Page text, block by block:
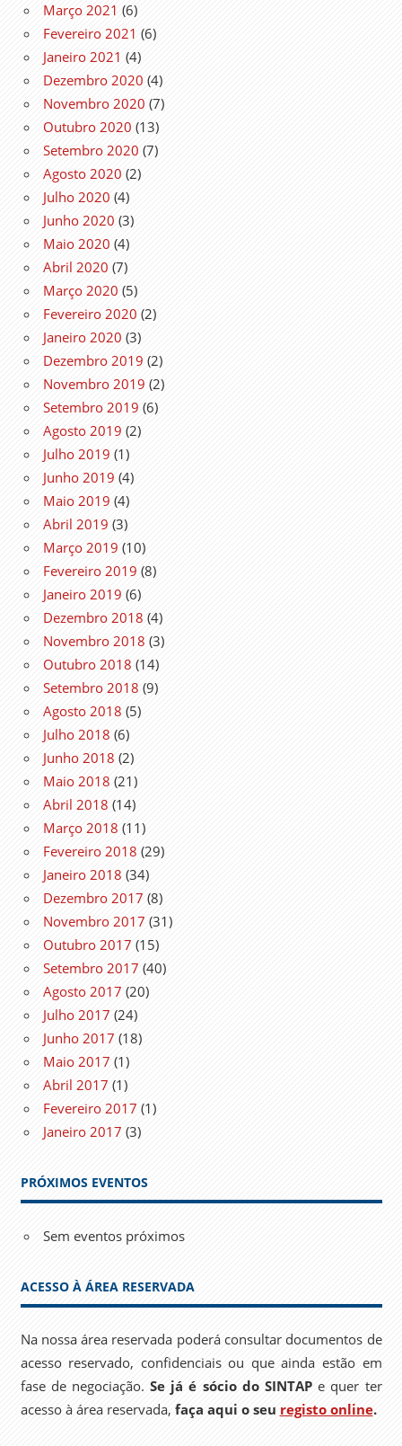
Março 2021 (6)
Fevereiro 2021 (6)
Janeiro 2021 (4)
Dezembro 2020 (4)
Novembro 2020 (7)
Outubro 2020 (13)
Setembro 2020 (7)
Agosto 2020 (2)
Julho 2020 (4)
Junho 2020 (3)
Maio 2020 (4)
Abril 2020 (7)
Março 2020 (5)
Fevereiro 2020 (2)
Janeiro 2020 (3)
Dezembro 2019 (2)
Novembro 2019 (2)
Setembro 2019 (6)
Agosto 2019 (2)
Julho 2019 (1)
Junho 2019 (4)
Maio 2019 (4)
Abril 2019 (3)
Março 2019 (10)
Fevereiro 2019 (8)
Janeiro 2019 (6)
Dezembro 2018 (4)
Novembro 2018 (3)
Outubro 2018 (14)
Setembro 2018 (9)
Agosto 2018 (5)
Julho 2018 (6)
Junho 2018 (2)
Maio 2018 (21)
Abril 2018 (14)
Março 2018 (11)
Fevereiro 2018 (29)
Janeiro 2018 (34)
Dezembro 2017 (8)
Novembro 2017 (31)
Outubro 2017 (15)
Setembro 2017 (40)
Agosto 2017 (20)
Julho 2017 (24)
Junho 2017 (18)
Maio 2017 (1)
Abril 2017 (1)
Fevereiro 2017 (1)
Janeiro 2017 (3)
PRÓXIMOS EVENTOS
Sem eventos próximos
ACESSO À ÁREA RESERVADA
Na nossa área reservada poderá consultar documentos de
acesso reservado, confidenciais ou que ainda estão em
fase de negociação.Se já é sócio do SINTAPe quer ter
acesso à área reservada, faça aqui o seu registo online.